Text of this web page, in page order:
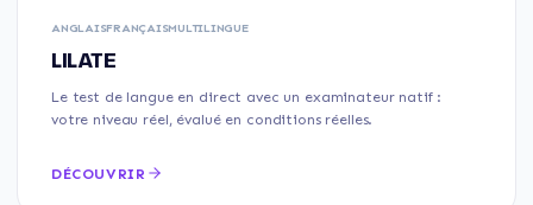
ANGLAISFRANÇAISMULTILINGUE
LILATE
Le test de langue en direct avec un examinateur natif :
votre niveau réel, évalué en conditions réelles.
DÉCOUVRIR